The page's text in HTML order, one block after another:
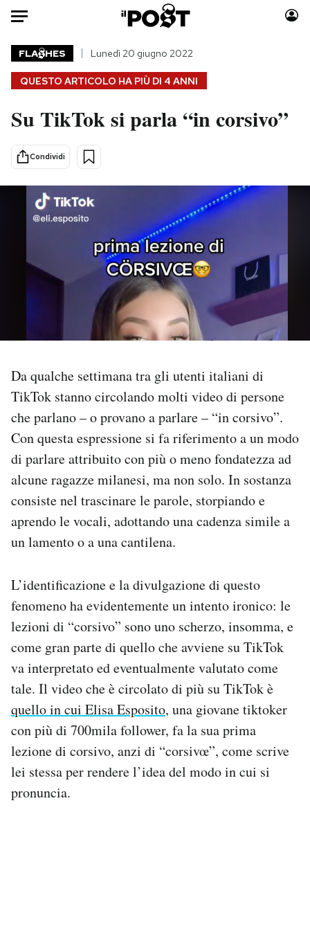
Auto
HOME
Italia
Politica
Internet
Scienza
Sport
Moda
Ok Boomer!
Media
Europa
Altrecose
Mondiali calcio 2026
PODCAST
NEWSLETTER
I MIEI PREFERITI
CALENDARIO
Newsletter
Notifiche mobile
Regala il Post
Hai bisogno di aiuto?
Esci
QUESTO ARTICOLO HA PIÙ DI 4 ANNI
FLA HES Lunedì 20 giugno 2022
Su TikTok si parla “in corsivo”
Condividi
Da qualche settimana tra gli utenti italiani di
TikTok stanno circolando molti video di persone
che parlano – o provano a parlare – “in corsivo”.
Con questa espressione si fa riferimento a un modo
di parlare attribuito con più o meno fondatezza ad
alcune ragazze milanesi, ma non solo. In sostanza
consiste nel trascinare le parole, storpiando e
aprendo le vocali, adottando una cadenza simile a
un lamento o a una cantilena.
L’identificazione e la divulgazione di questo
fenomeno ha evidentemente un intento ironico: le
lezioni di “corsivo” sono uno scherzo, insomma, e
come gran parte di quello che avviene su TikTok
va interpretato ed eventualmente valutato come
tale. Il video che è circolato di più su TikTok è
quello in cui Elisa Esposito, una giovane tiktoker
con più di 700mila follower, fa la sua prima
lezione di corsivo, anzi di “corsivœ”, come scrive
lei stessa per rendere l’idea del modo in cui si
pronuncia.